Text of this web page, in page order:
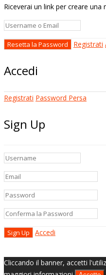
Riceverai un link per creare
Registrati
Accedi
Registrati Password Persa
Sign Up
Accedi
Cliccando il banner, accetti